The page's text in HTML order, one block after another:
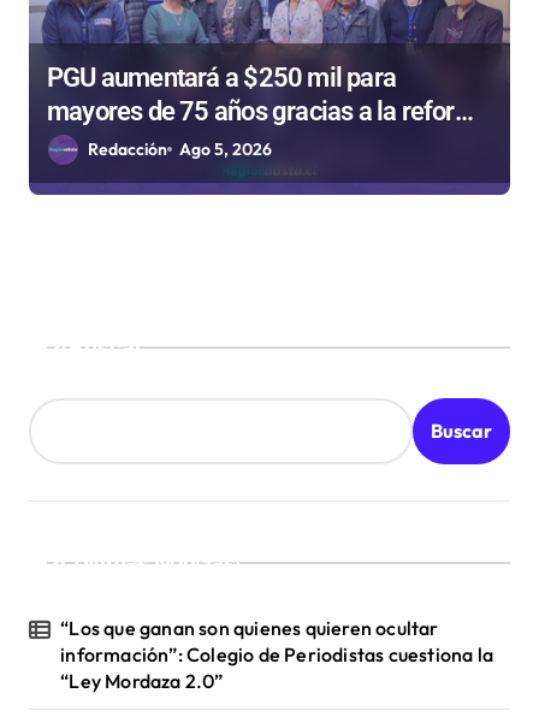
PGU aumentará a $250 mil para
mayores de 75 años gracias a la reforma
aprobada el 2025
Redacción Ago 5, 2026
Buscar
Buscar
¡Ultimas Noticias!
“Los que ganan son quienes quieren ocultar
información”: Colegio de Periodistas cuestiona la
“Ley Mordaza 2.0”